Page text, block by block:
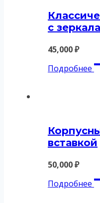
с
45,000₽
Подробнее
вставкой
50,000₽
Подробнее